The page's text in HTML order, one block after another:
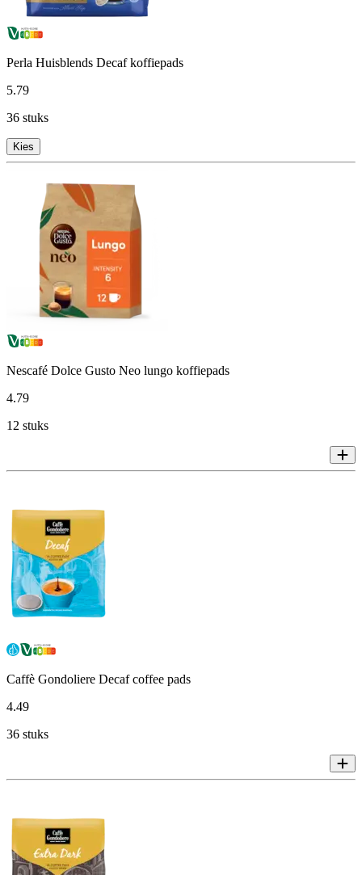
Perla Huisblends Decaf koffiepads
5.79
36 stuks
Kies
Nescafé Dolce Gusto Neo lungo koffiepads
4.79
12 stuks
Caffè Gondoliere Decaf coffee pads
4.49
36 stuks